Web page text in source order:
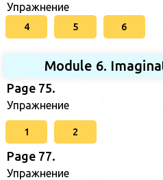
Упражнение
4 5 6
Module 6.
Page 75.
Упражнение
1 2
Page 77.
Упражнение